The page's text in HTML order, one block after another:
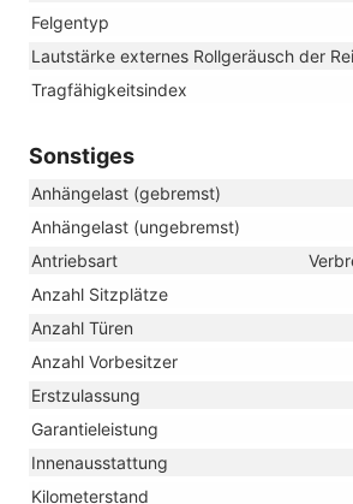
Felgentyp
Lautstärke externes Rollgeräusch der
Tragfähigkeitsindex
Sonstiges
Anhängelast (gebremst)
Anhängelast (ungebremst)
Antriebsart
Anzahl Sitzplätze
Anzahl Türen
Anzahl Vorbesitzer
Erstzulassung
Garantieleistung
Innenausstattung
Kilometerstand